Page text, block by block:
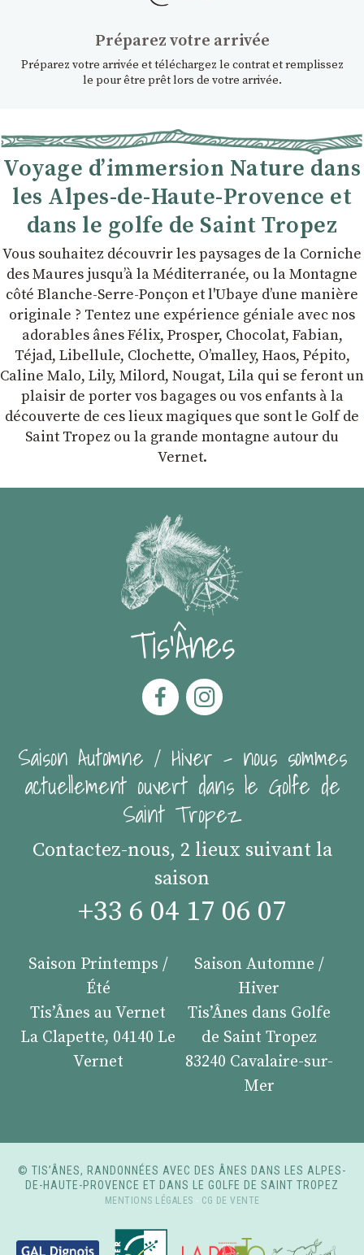
Préparez votre arrivée
Préparez votre arrivée et téléchargez le contrat et remplissez
le pour être prêt lors de votre arrivée.
Voyage d’immersion Nature dans
les Alpes-de-Haute-Provence et
dans le golfe de Saint Tropez
Vous souhaitez découvrir les paysages de la Corniche
des Maures jusqu’à la Méditerranée, ou la Montagne
côté Blanche-Serre-Ponçon et l'Ubaye dʼune manière
originale ? Tentez une expérience géniale avec nos
adorables ânes Félix, Prosper, Chocolat, Fabian,
Téjad, Libellule, Clochette, Oʼmalley, Haos, Pépito,
Caline Malo, Lily, Milord, Nougat, Lila qui se feront un
plaisir de porter vos bagages ou vos enfants à la
découverte de ces lieux magiques que sont le Golf de
Saint Tropez ou la grande montagne autour du
Vernet.
Tis'Ânes
Saison Automne / Hiver - nous sommes
actuellement ouvert dans le Golfe de
Saint Tropez
Contactez-nous, 2 lieux suivant la
saison
+33 6 04 17 06 07
Saison Printemps /
Été
Tis’Ânes au Vernet
La Clapette, 04140 Le
Vernet
Saison Automne /
Hiver
Tis’Ânes dans Golfe
de Saint Tropez
83240 Cavalaire-sur-
Mer
© TIS’ÂNES, RANDONNÉES AVEC DES ÂNES DANS LES ALPES-
DE-HAUTE-PROVENCE ET DANS LE GOLFE DE SAINT TROPEZ
MENTIONS LÉGALES - CG DE VENTE